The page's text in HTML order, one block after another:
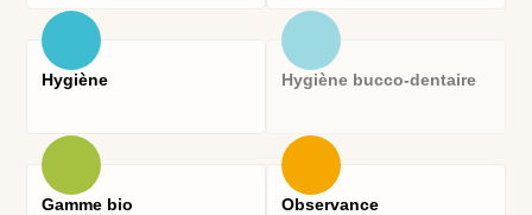
Hygiène Hygiène bucco-dentaire
Gamme bio Observance